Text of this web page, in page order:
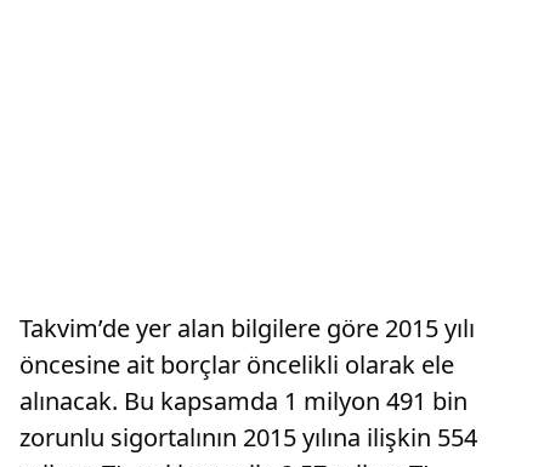
Takvim’de yer alan bilgilere göre 2015 yılı
öncesine ait borçlar öncelikli olarak ele
alınacak. Bu kapsamda 1 milyon 491 bin
zorunlu sigortalının 2015 yılına ilişkin 554